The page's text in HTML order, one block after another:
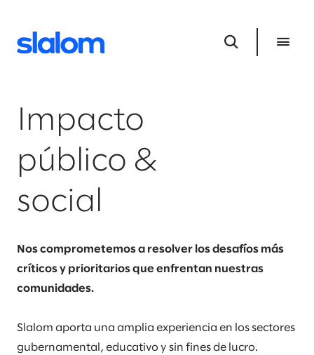
Impacto
público &
social
Nos comprometemos a resolver los desafíos más
críticos y prioritarios que enfrentan nuestras
comunidades.
Slalom aporta una amplia experiencia en los sectores
gubernamental, educativo y sin fines de lucro.